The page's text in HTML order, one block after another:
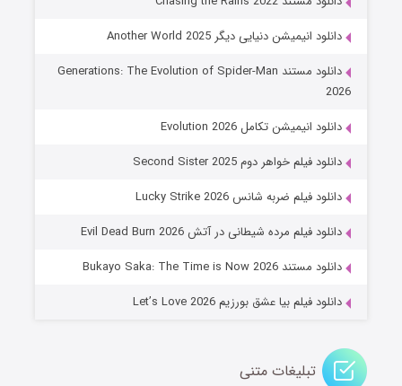
جادوگری در مغولستان
دانلود انیمیشن دنیایی دیگر Another World 2025
دانلود مستند Generations: The Evolution of Spider-Man
2026
دانلود انیمیشن تکامل Evolution 2026
دانلود فیلم خواهر دوم Second Sister 2025
دانلود فیلم ضربه شانس Lucky Strike 2026
دانلود فیلم مرده شیطانی در آتش Evil Dead Burn 2026
دانلود مستند Bukayo Saka: The Time is Now 2026
دانلود فیلم بیا عشق بورزیم Let’s Love 2026
تبلیغات متنی